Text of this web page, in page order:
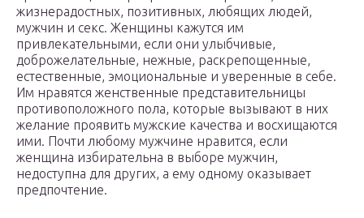
жизнерадостных, позитивных, любящих людей,
мужчин и секс. Женщины кажутся им
привлекательными, если они улыбчивые,
доброжелательные, нежные, раскрепощенные,
естественные, эмоциональные и уверенные в себе.
Им нравятся женственные представительницы
противоположного пола, которые вызывают в них
желание проявить мужские качества и восхищаются
ими. Почти любому мужчине нравится, если
женщина избирательна в выборе мужчин,
недоступна для других, а ему одному оказывает
предпочтение.